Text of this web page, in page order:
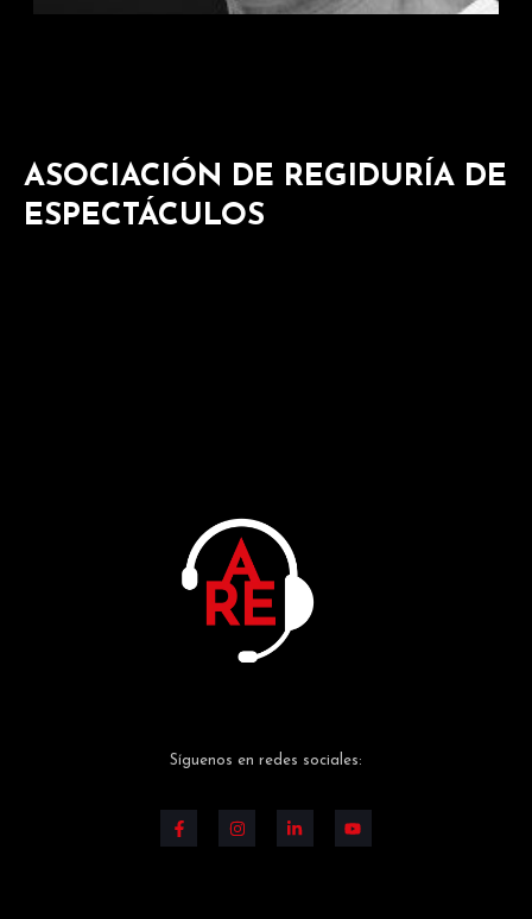
ASOCIACIÓN DE REGIDURÍA DE
ESPECTÁCULOS
Síguenos en redes sociales: